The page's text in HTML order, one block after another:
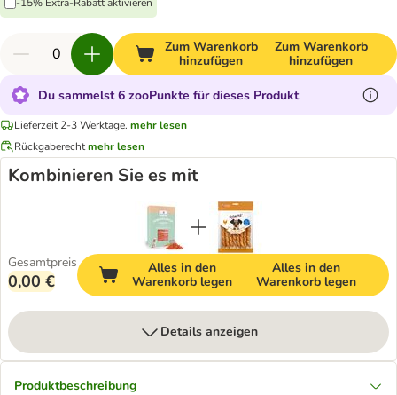
Zum Warenkorb
hinzufügen
Zum Warenkorb
hinzufügen
Du sammelst 6 zooPunkte für dieses Produkt
Lieferzeit 2-3 Werktage. mehr lesen
Rückgaberechtmehr lesen
Kombinieren Sie es mit
Gesamtpreis
0,00 €
Alles in den
Warenkorb legen
Alles in den
Warenkorb legen
Details anzeigen
Produktbeschreibung